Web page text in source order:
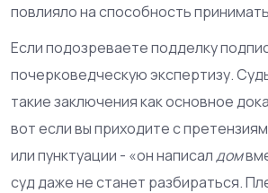
повлияло на способность
Если подозреваете подделку
почерковедческую экспертизу.
такие заключения как основное
вот если вы приходите с
или пунктуации - «он написалдом
суд даже не станет разбираться.